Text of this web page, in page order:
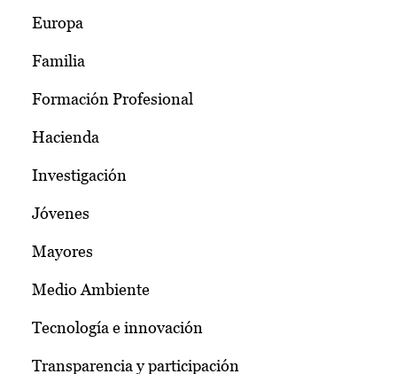
Europa
Familia
Formación Profesional
Hacienda
Investigación
Jóvenes
Mayores
Medio Ambiente
Tecnología e innovación
Transparencia y participación